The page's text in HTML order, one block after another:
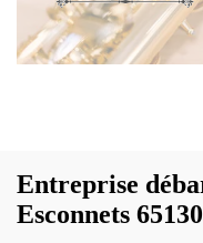
Entreprise
Esconnets 65130